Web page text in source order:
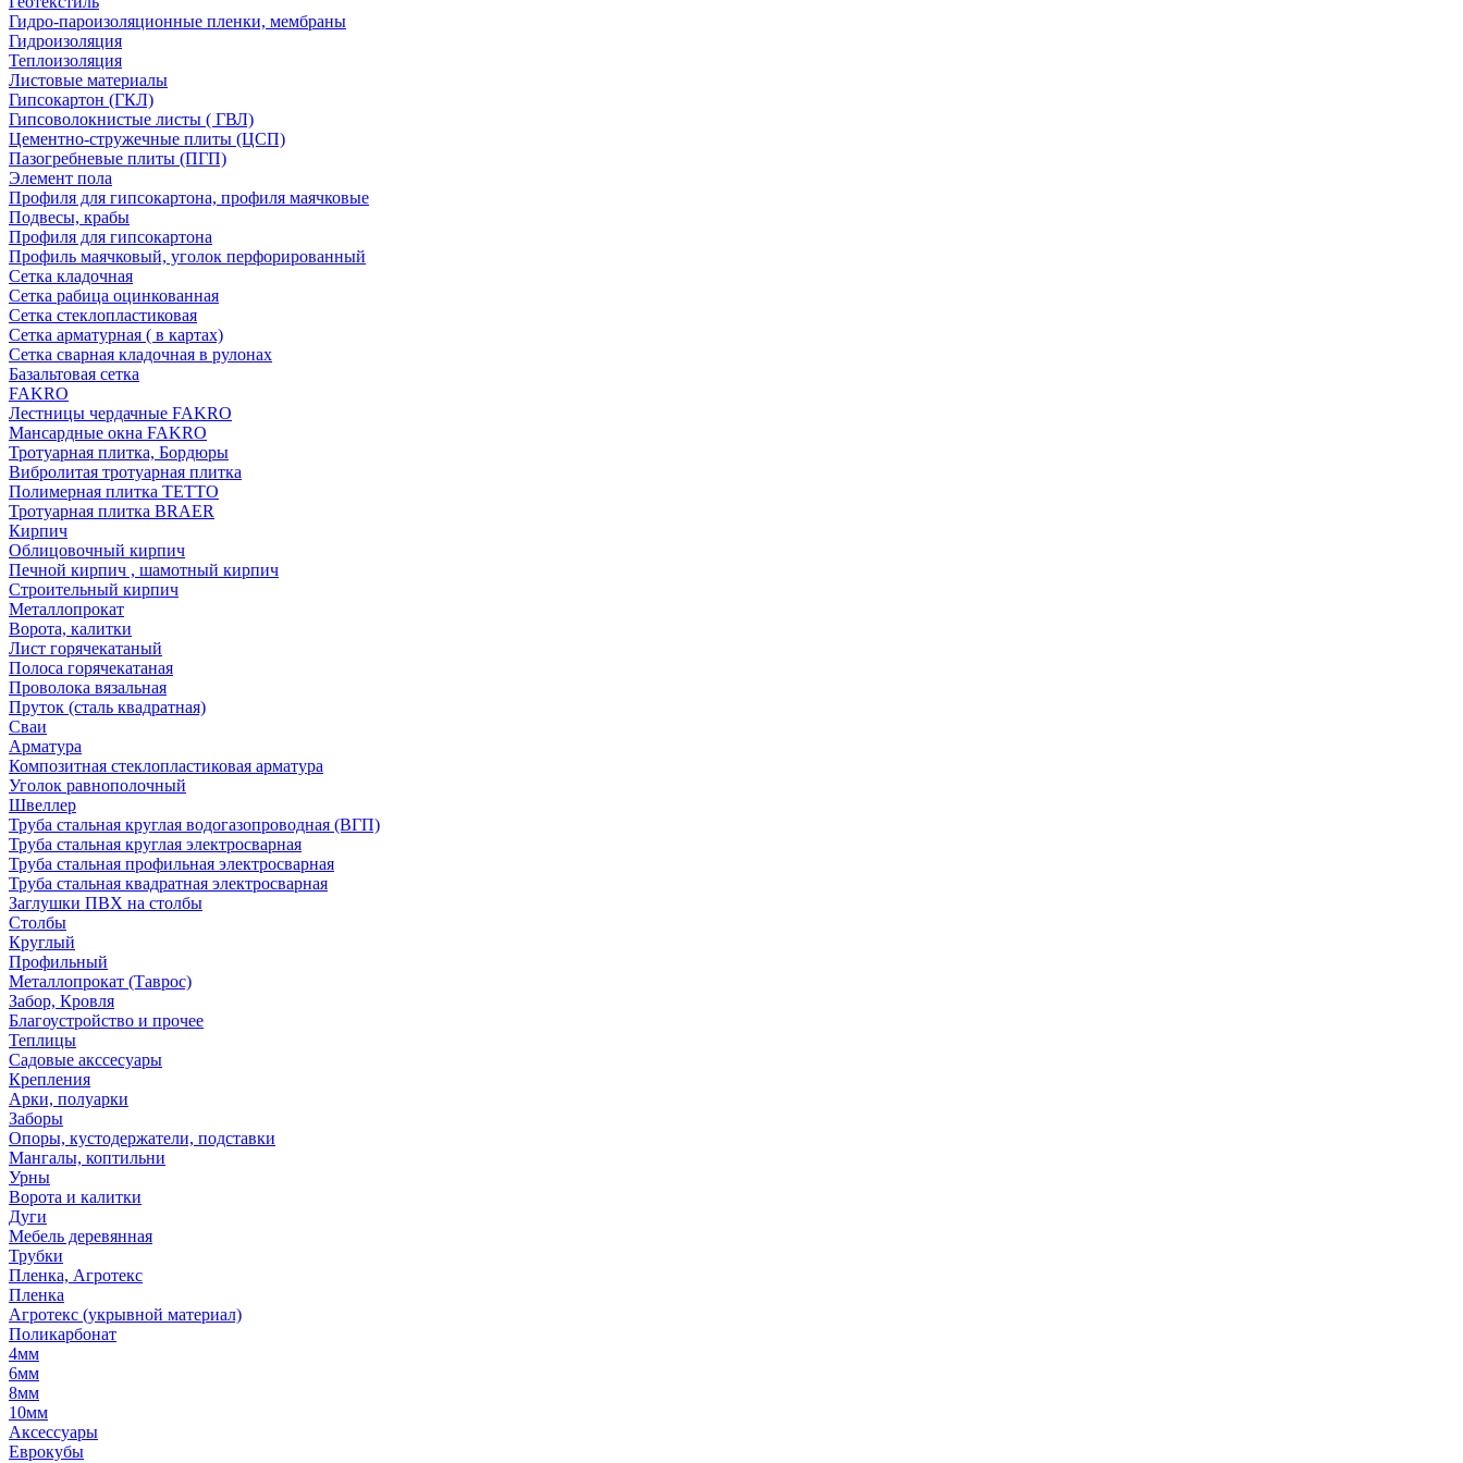
Гидро-пароизоляционные пленки, мембраны
Гидроизоляция
Теплоизоляция
Листовые материалы
Гипсокартон (ГКЛ)
Гипсоволокнистые листы ( ГВЛ)
Цементно-стружечные плиты (ЦСП)
Пазогребневые плиты (ПГП)
Элемент пола
Профиля для гипсокартона, профиля маячковые
Подвесы, крабы
Профиля для гипсокартона
Профиль маячковый, уголок перфорированный
Сетка кладочная
Сетка рабица оцинкованная
Сетка стеклопластиковая
Сетка арматурная ( в картах)
Сетка сварная кладочная в рулонах
Базальтовая сетка
FAKRO
Лестницы чердачные FAKRO
Мансардные окна FAKRO
Тротуарная плитка, Бордюры
Вибролитая тротуарная плитка
Полимерная плитка TETTO
Тротуарная плитка BRAER
Кирпич
Облицовочный кирпич
Печной кирпич , шамотный кирпич
Строительный кирпич
Металлопрокат
Ворота, калитки
Лист горячекатаный
Полоса горячекатаная
Проволока вязальная
Пруток (сталь квадратная)
Сваи
Арматура
Композитная стеклопластиковая арматура
Уголок равнополочный
Швеллер
Труба стальная круглая водогазопроводная (ВГП)
Труба стальная круглая электросварная
Труба стальная профильная электросварная
Труба стальная квадратная электросварная
Заглушки ПВХ на столбы
Столбы
Круглый
Профильный
Металлопрокат (Таврос)
Забор, Кровля
Благоустройство и прочее
Теплицы
Садовые акссесуары
Крепления
Арки, полуарки
Заборы
Опоры, кустодержатели, подставки
Мангалы, коптильни
Урны
Ворота и калитки
Дуги
Мебель деревянная
Трубки
Пленка, Агротекс
Пленка
Агротекс (укрывной материал)
Поликарбонат
4мм
6мм
8мм
10мм
Аксессуары
Еврокубы